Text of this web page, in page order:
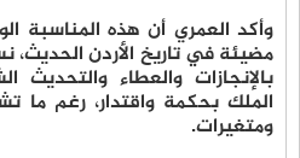
وأكد العمري أن هذه المناسبة
مضيئة في تاريخ الأردن الحديث،
بالإنجازات والعطاء والتحديث
الملك بحكمة واقتدار، رغم ما
ومتغيرات.